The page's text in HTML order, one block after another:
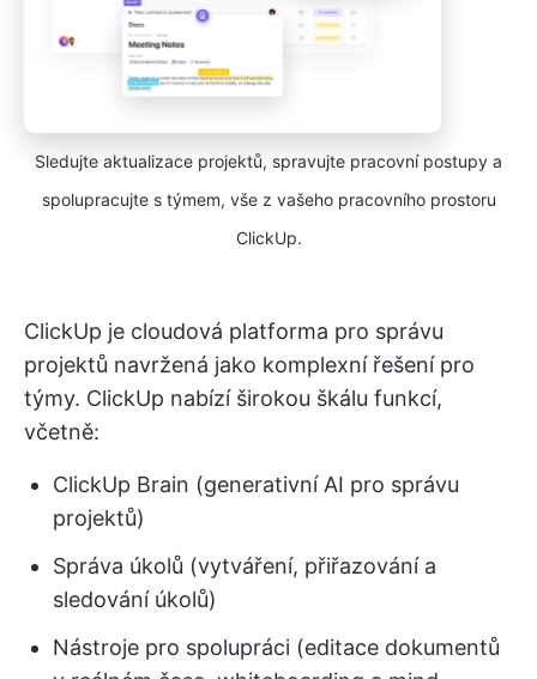
Sledujte aktualizace projektů, spravujte pracovní postupy a
spolupracujte s týmem, vše z vašeho pracovního prostoru
ClickUp.
ClickUp je cloudová platforma pro správu
projektů navržená jako komplexní řešení pro
týmy. ClickUp nabízí širokou škálu funkcí,
včetně:
ClickUp Brain (generativní AI pro správu
projektů)
Správa úkolů (vytváření, přiřazování a
sledování úkolů)
Nástroje pro spolupráci (editace dokumentů